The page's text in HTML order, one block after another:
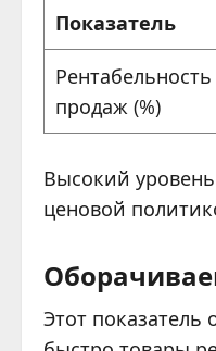
Показатель
Рентабельность
продаж (%)
Высокий
ценовой
Этот показатель